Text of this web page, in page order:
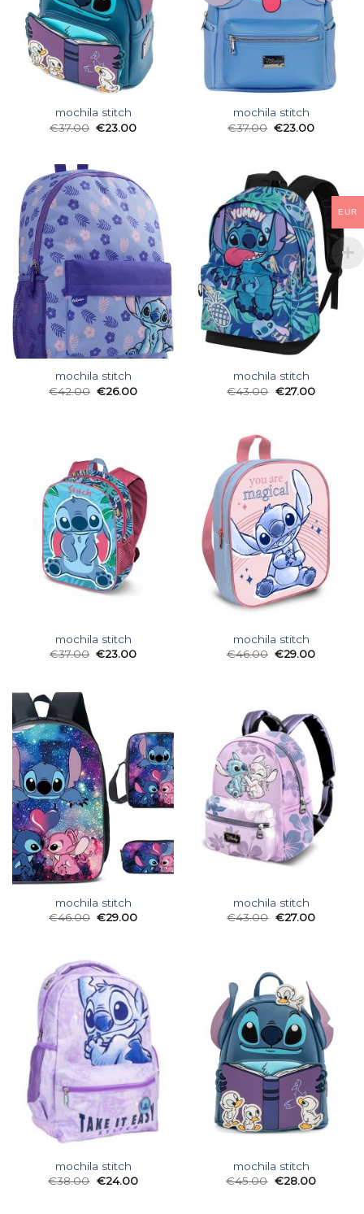
mochila stitch
€37.00 €23.00
mochila stitch
€37.00 €23.00
mochila stitch
€42.00 €26.00
mochila stitch
€43.00 €27.00
mochila stitch
€37.00 €23.00
mochila stitch
€46.00 €29.00
mochila stitch
€46.00 €29.00
mochila stitch
€43.00 €27.00
mochila stitch
€38.00 €24.00
mochila stitch
€45.00 €28.00
EUR